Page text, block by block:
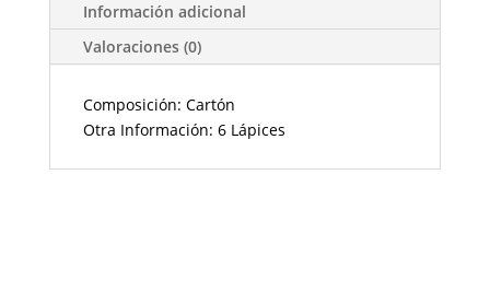
Información adicional
Valoraciones (0)
Composición: Cartón
Otra Información: 6 Lápices